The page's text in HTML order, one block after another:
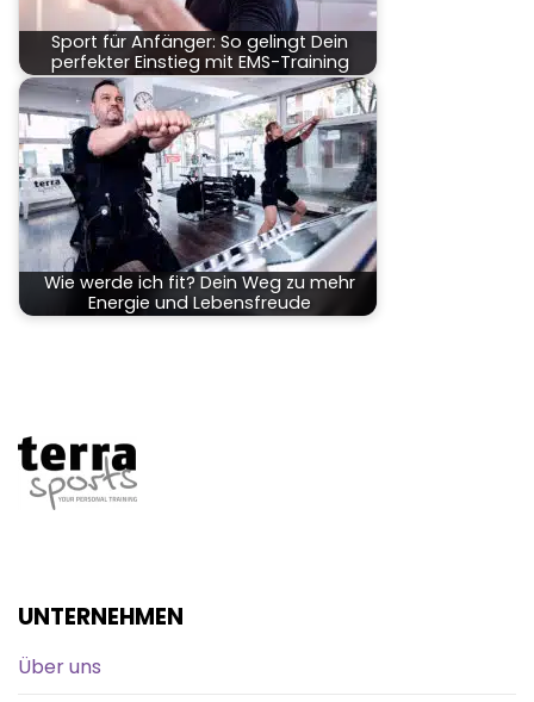
Sport für Anfänger: So gelingt Dein
perfekter Einstieg mit EMS-Training
Wie werde ich fit? Dein Weg zu mehr
Energie und Lebensfreude
UNTERNEHMEN
Über uns